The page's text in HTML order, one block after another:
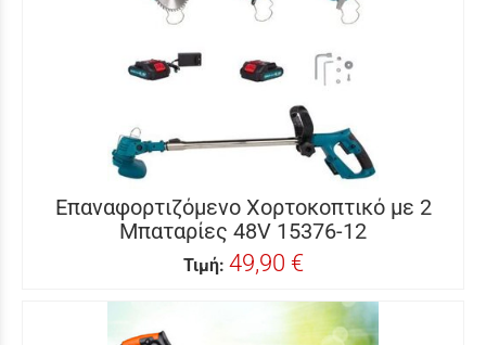
Επαναφορτιζόμενο Χορτοκοπτικό με 2
Μπαταρίες 48V 15376-12
Τιμή: 49,90 €